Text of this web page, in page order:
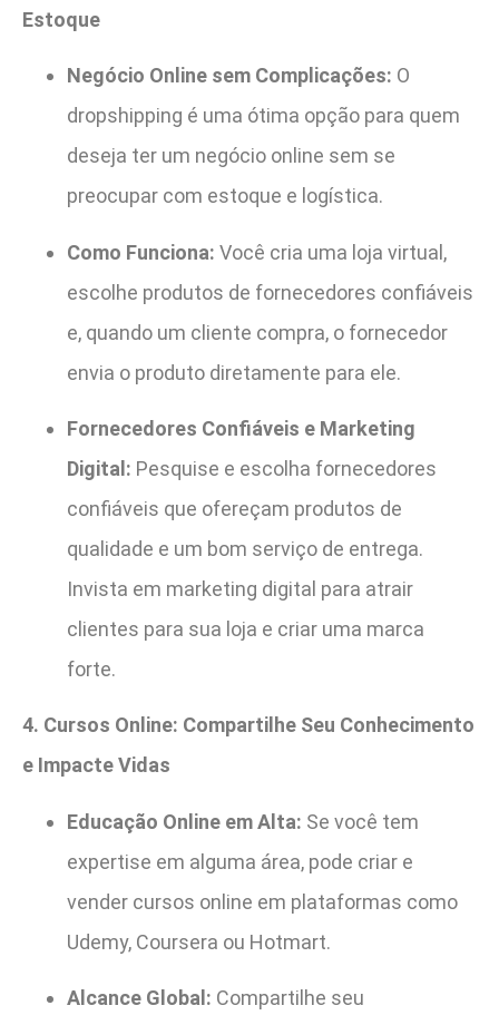
Estoque
Negócio Online sem Complicações: O
dropshipping é uma ótima opção para quem
deseja ter um negócio online sem se
preocupar com estoque e logística.
Como Funciona: Você cria uma loja virtual,
escolhe produtos de fornecedores confiáveis
e, quando um cliente compra, o fornecedor
envia o produto diretamente para ele.
Fornecedores Confiáveis e Marketing
Digital: Pesquise e escolha fornecedores
confiáveis que ofereçam produtos de
qualidade e um bom serviço de entrega.
Invista em marketing digital para atrair
clientes para sua loja e criar uma marca
forte.
4. Cursos Online: Compartilhe Seu Conhecimento
e Impacte Vidas
Educação Online em Alta: Se você tem
expertise em alguma área, pode criar e
vender cursos online em plataformas como
Udemy, Coursera ou Hotmart.
Alcance Global: Compartilhe seu